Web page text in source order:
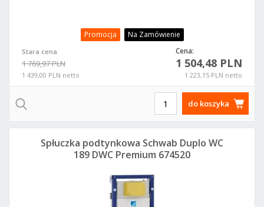
Promocja Na Zamówienie
Stara cena
1 769,97 PLN
1 439,00 PLN netto
Cena:
1 504,48 PLN
1 223,15 PLN netto
do koszyka
Spłuczka podtynkowa Schwab Duplo WC
189 DWC Premium 674520